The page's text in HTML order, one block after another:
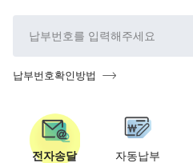
납부번호확인방법
전자송달 자동납부